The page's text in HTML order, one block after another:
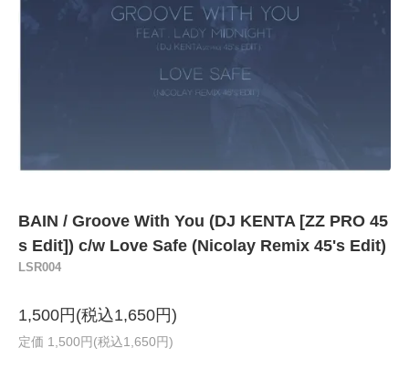
BAIN / Groove With You (DJ KENTA [ZZ PRO 45
s Edit]) c/w Love Safe (Nicolay Remix 45's Edit)
LSR004
1,500円(税込1,650円)
定価 1,500円(税込1,650円)